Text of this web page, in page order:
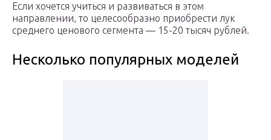
Если хочется учиться и развиваться в этом
направлении, то целесообразно приобрести лук
среднего ценового сегмента — 15-20 тысяч рублей.
Несколько популярных моделей